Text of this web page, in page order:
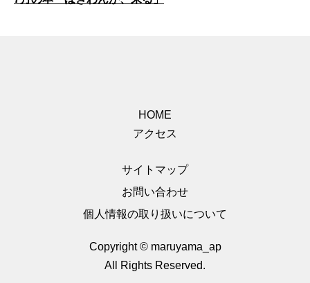
HOME
アクセス
サイトマップ
お問い合わせ
個人情報の取り扱いについて
Copyright © maruyama_ap
All Rights Reserved.